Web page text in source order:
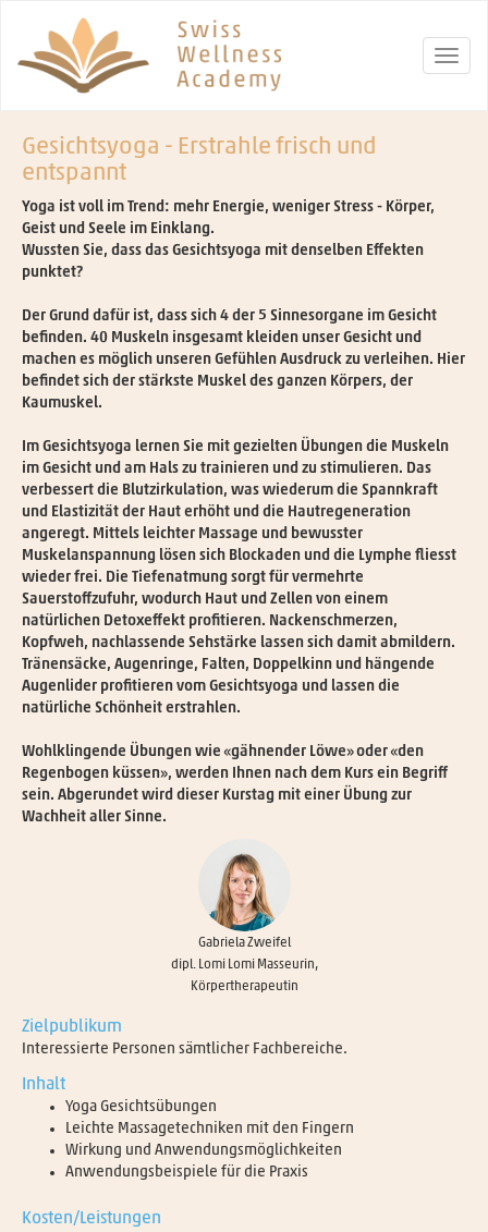
Gesichtsyoga - Erstrahle frisch und
entspannt
Yoga ist voll im Trend: mehr Energie, weniger Stress - Körper,
Geist und Seele im Einklang.
Wussten Sie, dass das Gesichtsyoga mit denselben Effekten
punktet?
Der Grund dafür ist, dass sich 4 der 5 Sinnesorgane im Gesicht
befinden. 40 Muskeln insgesamt kleiden unser Gesicht und
machen es möglich unseren Gefühlen Ausdruck zu verleihen. Hier
befindet sich der stärkste Muskel des ganzen Körpers, der
Kaumuskel.
Im Gesichtsyoga lernen Sie mit gezielten Übungen die Muskeln
im Gesicht und am Hals zu trainieren und zu stimulieren. Das
verbessert die Blutzirkulation, was wiederum die Spannkraft
und Elastizität der Haut erhöht und die Hautregeneration
angeregt. Mittels leichter Massage und bewusster
Muskelanspannung lösen sich Blockaden und die Lymphe fliesst
wieder frei. Die Tiefenatmung sorgt für vermehrte
Sauerstoffzufuhr, wodurch Haut und Zellen von einem
natürlichen Detoxeffekt profitieren. Nackenschmerzen,
Kopfweh, nachlassende Sehstärke lassen sich damit abmildern.
Tränensäcke, Augenringe, Falten, Doppelkinn und hängende
Augenlider profitieren vom Gesichtsyoga und lassen die
natürliche Schönheit erstrahlen.
Wohlklingende Übungen wie «gähnender Löwe» oder «den
Regenbogen küssen», werden Ihnen nach dem Kurs ein Begriff
sein. Abgerundet wird dieser Kurstag mit einer Übung zur
Wachheit aller Sinne.
Gabriela Zweifel
dipl. Lomi Lomi Masseurin,
Körpertherapeutin
Zielpublikum
Interessierte Personen sämtlicher Fachbereiche.
Inhalt
Yoga Gesichtsübungen
Leichte Massagetechniken mit den Fingern
Wirkung und Anwendungsmöglichkeiten
Anwendungsbeispiele für die Praxis
Kosten/Leistungen